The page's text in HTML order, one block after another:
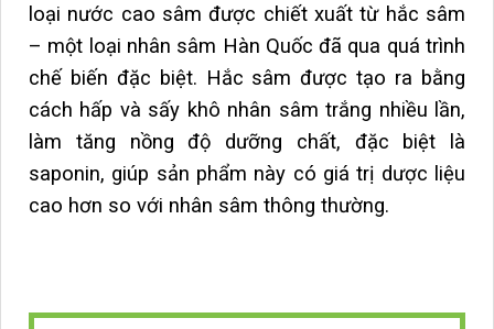
loại nước cao sâm được chiết xuất từ hắc sâm
– một loại nhân sâm Hàn Quốc đã qua quá trình
chế biến đặc biệt. Hắc sâm được tạo ra bằng
cách hấp và sấy khô nhân sâm trắng nhiều lần,
làm tăng nồng độ dưỡng chất, đặc biệt là
saponin, giúp sản phẩm này có giá trị dược liệu
cao hơn so với nhân sâm thông thường.